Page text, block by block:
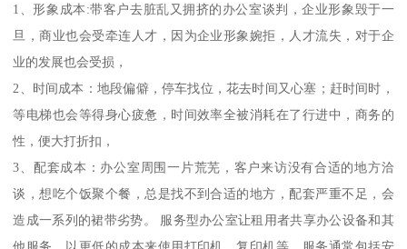
1、形象成本:带客户去脏乱又拥挤的办公室谈判，企业形象毁于一
旦，商业也会受牵连人才，因为企业形象婉拒，人才流失，对于企
业的发展也会受损，
2、时间成本：地段偏僻，停车找位，花去时间又心塞；赶时间时，
等电梯也会等得身心疲惫，时间效率全被消耗在了行进中，商务的
性，便大打折扣，
3、配套成本：办公室周围一片荒芜，客户来访没有合适的地方洽
谈，想吃个饭聚个餐，总是找不到合适的地方，配套严重不足，会
造成一系列的裙带劣势。 服务型办公室让租用者共享办公设备和其
他服务，以更低的成本来使用打印机、复印机等。服务通常包括安